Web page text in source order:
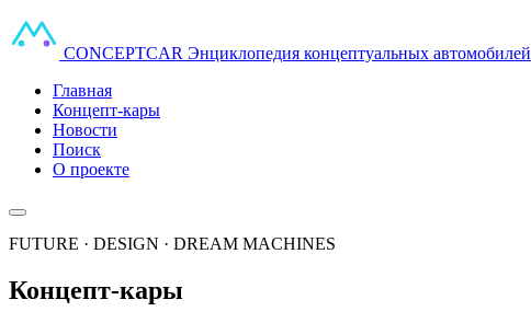
CONCEPTCAR Энциклопедия концептуальных автомобилей
Главная
Концепт-кары
Новости
Поиск
О проекте
FUTURE · DESIGN · DREAM MACHINES
Концепт-кары